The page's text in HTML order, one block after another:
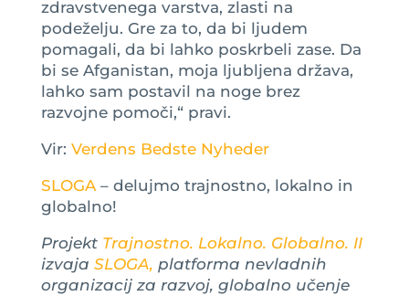
zdravstvenega varstva, zlasti na
podeželju. Gre za to, da bi ljudem
pomagali, da bi lahko poskrbeli zase. Da
bi se Afganistan, moja ljubljena država,
lahko sam postavil na noge brez
razvojne pomoči,“ pravi.
Vir: Verdens Bedste Nyheder
SLOGA– delujmo trajnostno, lokalno in
globalno!
Projekt Trajnostno. Lokalno. Globalno. II
izvaja SLOGA, platforma nevladnih
organizacij za razvoj, globalno učenje